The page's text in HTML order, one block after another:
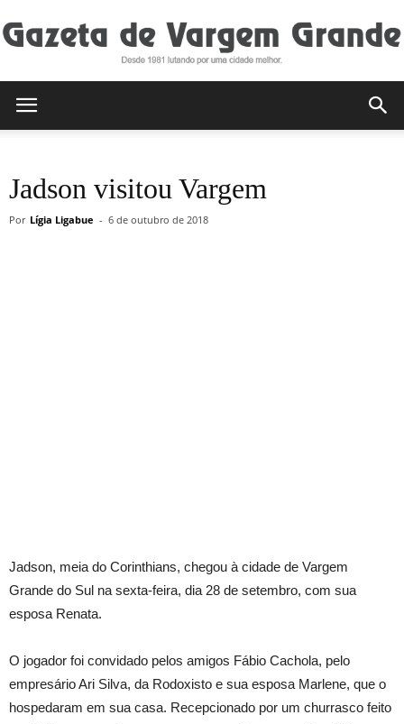
de
Jadson visitou Vargem
Por Lígia Ligabue - 6 de outubro de 2018
Jadson, meia do Corinthians, chegou à cidade de Vargem
Grande do Sul na sexta-feira, dia 28 de setembro, com sua
esposa Renata.
O jogador foi convidado pelos amigos Fábio Cachola, pelo
empresário Ari Silva, da Rodoxisto e sua esposa Marlene, que o
hospedaram em sua casa. Recepcionado por um churrasco feito